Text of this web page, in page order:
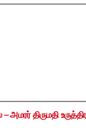
அமரர் திருமதி